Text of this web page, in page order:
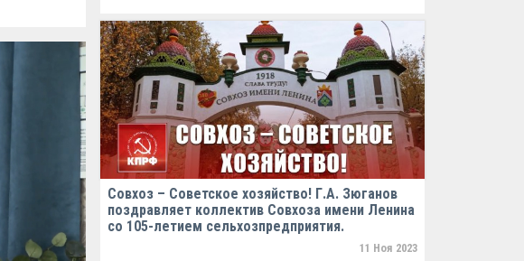
Совхоз – Советское хозяйство! Г.А. Зюганов
поздравляет коллектив Совхоза имени Ленина
со 105-летием сельхозпредприятия.
11 Ноя 2023